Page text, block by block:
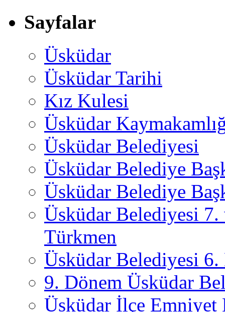
Sayfalar
Üsküdar
Üsküdar Tarihi
Kız Kulesi
Üsküdar
Üsküdar Belediyesi
Üsküdar Belediye
Üsküdar Belediye
Üsküdar Belediyesi
Türkmen
Üsküdar Belediyesi 6.
9. Dönem Üsküdar
Üsküdar İlçe